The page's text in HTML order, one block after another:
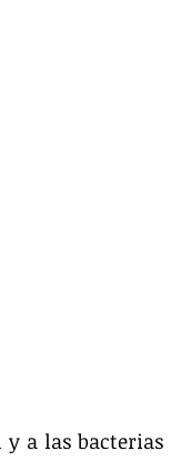
a las